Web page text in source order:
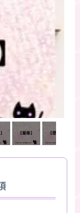
ゴリーリンク